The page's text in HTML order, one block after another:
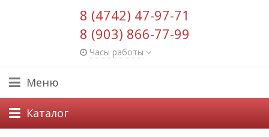
8 (4742) 47-97-71
8 (903) 866-77-99
Часы работы
Меню
Каталог